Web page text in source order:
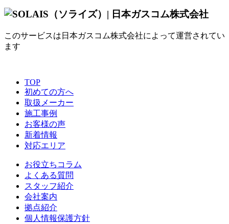
このサービスは日本ガスコム株式会社によって運営されてい
ます
TOP
初めての方へ
取扱メーカー
施工事例
お客様の声
新着情報
対応エリア
お役立ちコラム
よくある質問
スタッフ紹介
会社案内
拠点紹介
個人情報保護方針